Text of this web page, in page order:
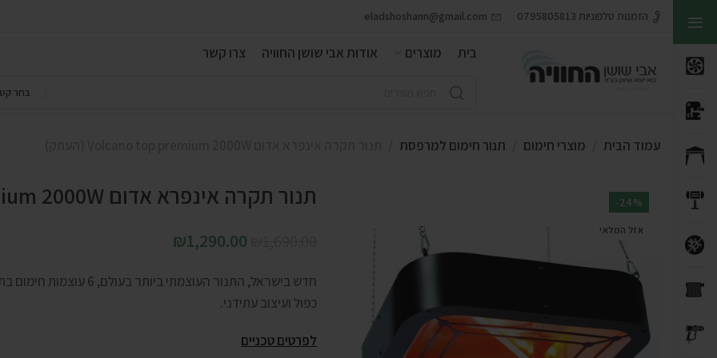
הזמנות טלפוניות 0795805813 eladshoshann@gmail.com
בית מוצרים אודות אבי שושן החוויה צרו קשר
בחר
עמוד הבית מוצרי חימום תנור חימום למרפסת
-24%
אזל המלאי
תנור תקרה אינפרא אדום Volcano top premium 2000W (העתק)
₪1,290.00
כפול ועיצוב עתידני.
לפרטים טכניים